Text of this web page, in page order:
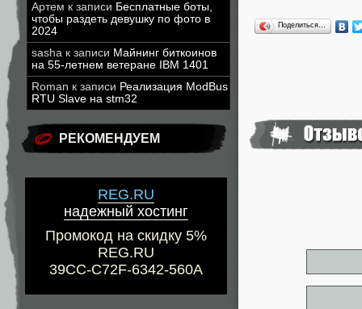
Артем к записи Бесплатные боты,
чтобы раздеть девушку по фото в
2024
sasha к записи Майнинг биткоинов
на 55-летнем ветеране IBM 1401
Roman к записи Реализация ModBus
RTU Slave на stm32
РЕКОМЕНДУЕМ
REG.RU
надежный хостинг
Промокод на скидку 5%
REG.RU
39CC-C72F-6342-560A
Поделиться…